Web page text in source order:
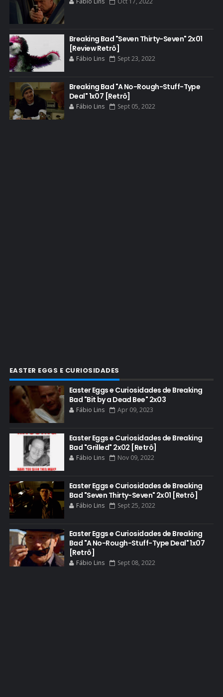
BLOOPERS
BLU-RAY
BOB ODENKIRK
BOB ODENKIRK CINEMA
BOB ODENKIRK TV
BREAKING BAD ART PROJECT
BREAKING BAD HISTORY
BREAKING BAD DA VIDA REAL
CONHEÇA BREAKING BAD
CURIOSIDADES
DGA AWARDS
DVD
DEAN NORRIS
DOCUMENTÁRIO
DOS HOMBRES MEZCAL
EASTER EGGS
EDITORIAL
EL CAMINO
ELECTRIC DREAMS
ELENCO 5ª TEMPORADA
Breaking Bad "Seven Thirty-Seven" 2x01
[Review Retrô]
Fábio Lins Sept 23, 2022
Breaking Bad "A No-Rough-Stuff-Type
Deal" 1x07 [Retrô]
Fábio Lins Sept 05, 2022
EASTER EGGS E CURIOSIDADES
Easter Eggs e Curiosidades de Breaking
Bad "Bit by a Dead Bee" 2x03
Fábio Lins Apr 09, 2023
Easter Eggs e Curiosidades de Breaking
Bad "Grilled" 2x02 [Retrô]
Fábio Lins Nov 09, 2022
Easter Eggs e Curiosidades de Breaking
Bad "Seven Thirty-Seven" 2x01 [Retrô]
Fábio Lins Sept 25, 2022
Easter Eggs e Curiosidades de Breaking
Bad "A No-Rough-Stuff-Type Deal" 1x07
[Retrô]
Fábio Lins Sept 08, 2022